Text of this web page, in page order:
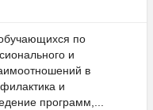
по
и
в
и
программ,...